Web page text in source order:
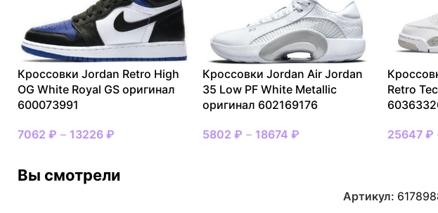
Кроссовки Jordan Retro High
OG White Royal GS оригинал
600073991
7062 ₽ – 13226 ₽
Кроссовки Jordan Air Jordan
35 Low PF White Metallic
оригинал 602169176
5802 ₽ – 18674 ₽
Retro
25647 ₽
Вы смотрели
Артикул: